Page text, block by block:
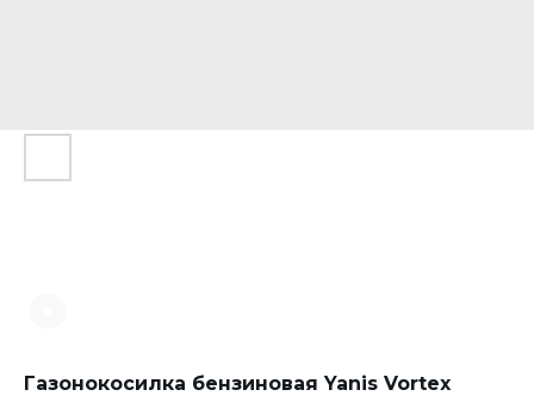
Газонокосилка бензиновая Yanis Vortex